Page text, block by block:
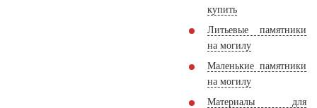
купить
Литьевые памятники
на могилу
Маленькие памятники
на могилу
Материалы для